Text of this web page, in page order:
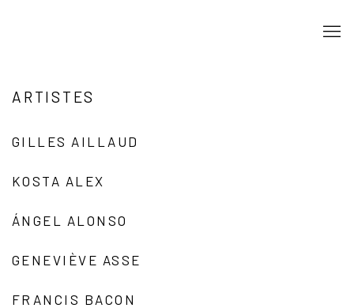
ARTISTES
GILLES AILLAUD
KOSTA ALEX
ÁNGEL ALONSO
GENEVIÈVE ASSE
FRANCIS BACON